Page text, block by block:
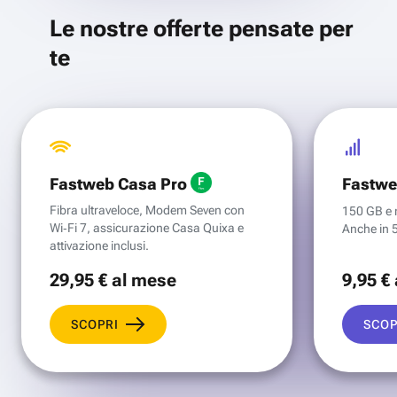
Le nostre offerte pensate per
te
Fastweb Casa Pro
Fibra ultraveloce, Modem Seven con
Wi‑Fi 7, assicurazione Casa Quixa e
attivazione inclusi.
29,95 €al mese
SCOPRI
150 GB e
Anche in
9,95 €